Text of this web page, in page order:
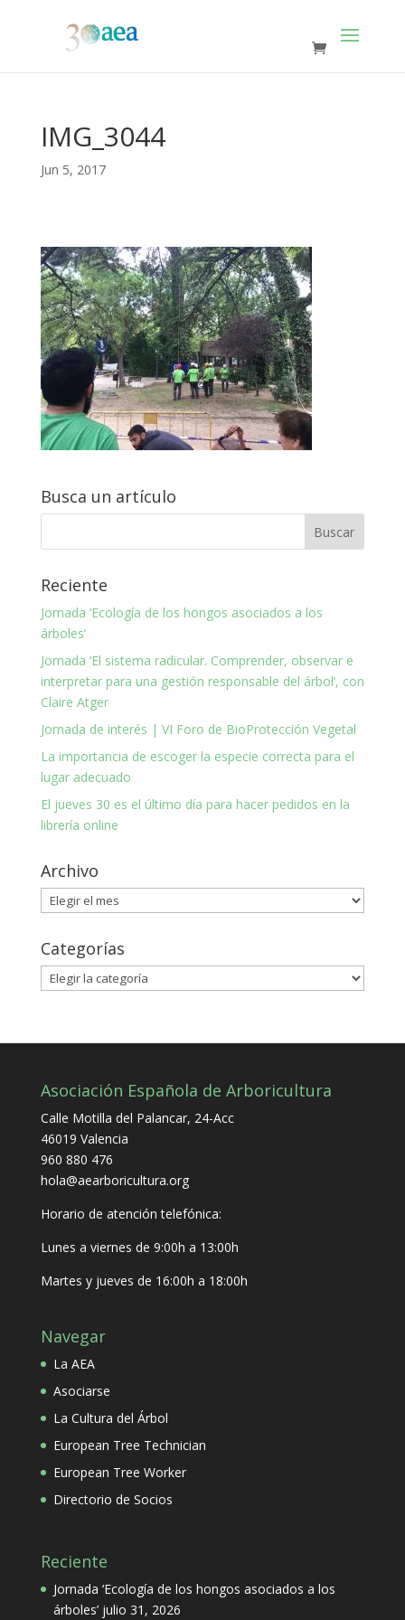
IMG_3044
Jun 5, 2017
Busca un artículo
Reciente
Jornada ‘Ecología de los hongos asociados a los
árboles’
Jornada ‘El sistema radicular. Comprender, observar e
interpretar para una gestión responsable del árbol’, con
Claire Atger
Jornada de interés | VI Foro de BioProtección Vegetal
La importancia de escoger la especie correcta para el
lugar adecuado
El jueves 30 es el último día para hacer pedidos en la
librería online
Archivo
Archivo
Categorías
Categorías
Asociación Española de Arboricultura
Calle Motilla del Palancar, 24-Acc
46019 Valencia
960 880 476
hola@aearboricultura.org
Horario de atención telefónica:
Lunes a viernes de 9:00h a 13:00h
Martes y jueves de 16:00h a 18:00h
Navegar
La AEA
Asociarse
La Cultura del Árbol
European Tree Technician
European Tree Worker
Directorio de Socios
Reciente
Jornada ‘Ecología de los hongos asociados a los
árboles’ julio 31, 2026